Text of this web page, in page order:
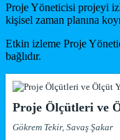
Proje Yöneticisi projeyi
kişisel zaman planına
Etkin izleme Proje
bağlıdır.
Proje Ölçütleri ve
Gökrem Tekir, Savaş Şakar